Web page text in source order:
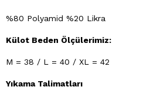
%80 Polyamid %20 Likra
Külot Beden Ölçülerimiz:
M = 38 / L = 40 / XL = 42
Yıkama Talimatları